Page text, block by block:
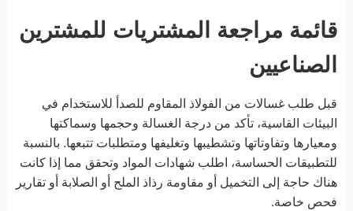
قائمة مراجعة المشتريات للمشترين
الصناعيين
قبل طلب غسالات من الفولاذ المقاوم للصدأ للاستخدام في
البيئات القاسية، تأكد من درجة الغسالة وحجمها وسماكتها
ومعيارها وتفاوتاتها وتشطيبها وتغليفها ومتطلبات تتبعها. بالنسبة
للتطبيقات الحساسة، اطلب شهادات المواد وتحقق مما إذا كانت
هناك حاجة إلى التخميل أو مقاومة رذاذ الملح أو الصلابة أو تقارير
فحص خاصة.